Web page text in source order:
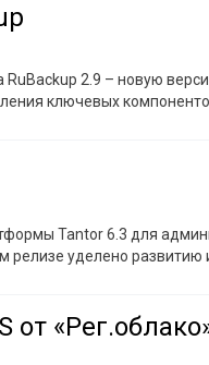
RuBackup 2.9 – новую
ключевых
Tantor 6.3 для
релизе уделено